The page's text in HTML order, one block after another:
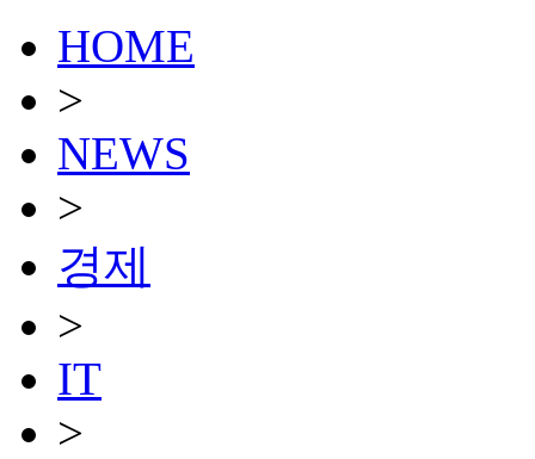
HOME
>
NEWS
>
경제
>
IT
>